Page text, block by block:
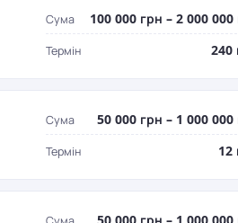
Сума 100 000 грн – 2 000 000
Термін 240
Сума 50 000 грн – 1 000 000
Термін 12